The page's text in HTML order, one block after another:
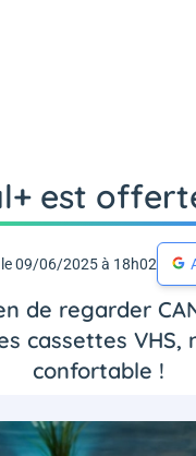
est
le 09/06/2025 à 18h02
de regarder
cassettes
confortable !